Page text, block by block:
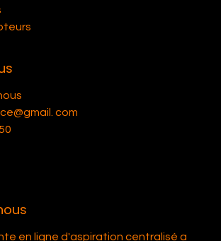
com
en ligne d'aspiration centralisé a